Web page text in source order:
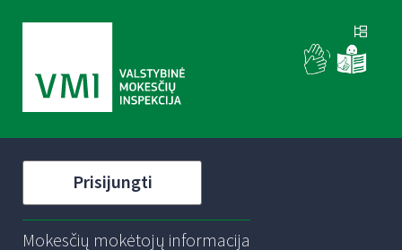
Prisijungti
Mokesčių mokėtojų informacija